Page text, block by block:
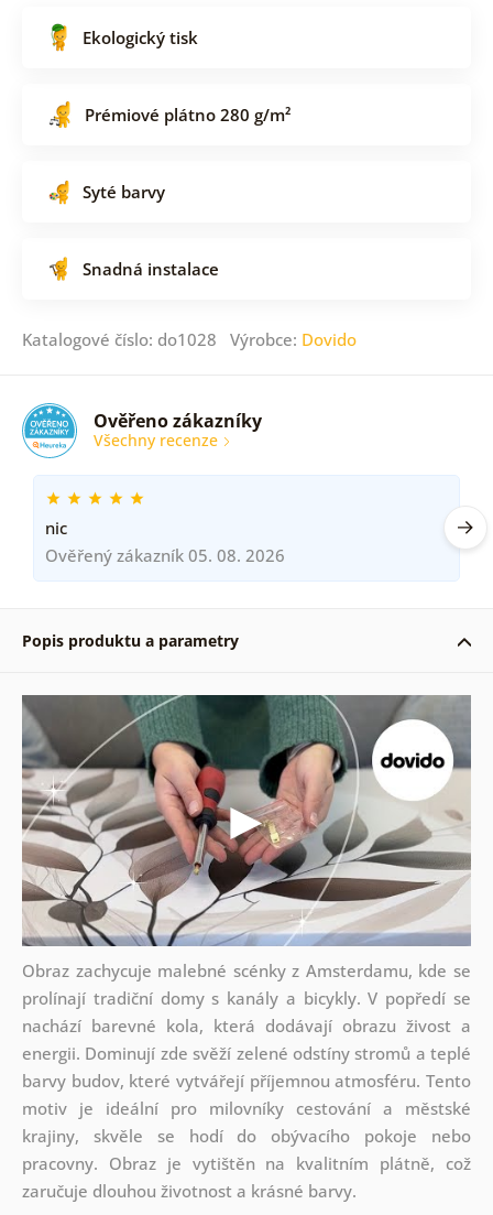
Ekologický tisk
Prémiové plátno 280 g/m²
Syté barvy
Snadná instalace
Katalogové číslo: do1028 Výrobce: Dovido
Ověřeno zákazníky
Všechny recenze
nic
Ověřený zákazník 05. 08. 2026
Popis produktu a parametry
Obraz zachycuje malebné scénky z Amsterdamu, kde se
prolínají tradiční domy s kanály a bicykly. V popředí se
nachází barevné kola, která dodávají obrazu živost a
energii. Dominují zde svěží zelené odstíny stromů a teplé
barvy budov, které vytvářejí příjemnou atmosféru. Tento
motiv je ideální pro milovníky cestování a městské
krajiny, skvěle se hodí do obývacího pokoje nebo
pracovny. Obraz je vytištěn na kvalitním plátně, což
zaručuje dlouhou životnost a krásné barvy.